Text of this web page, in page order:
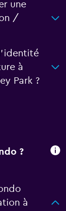
une
/
à
Park ?
?
à